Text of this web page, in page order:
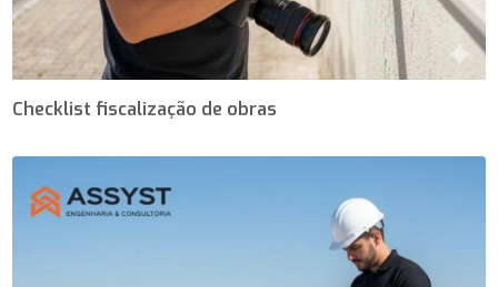
Checklist fiscalização de obras